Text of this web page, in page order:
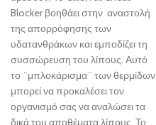
Blocker βοηθάει στην αναστολή
της απορρόφησης των
υδατανθράκων και εμποδίζει τη
συσσώρευση του λίπους. Αυτό
το ¨μπλοκάρισμα¨ των θερμίδων
μπορεί να προκαλέσει τον
οργανισμό σας να αναλώσει τα
δικά του αποθέματα λίπους. Το